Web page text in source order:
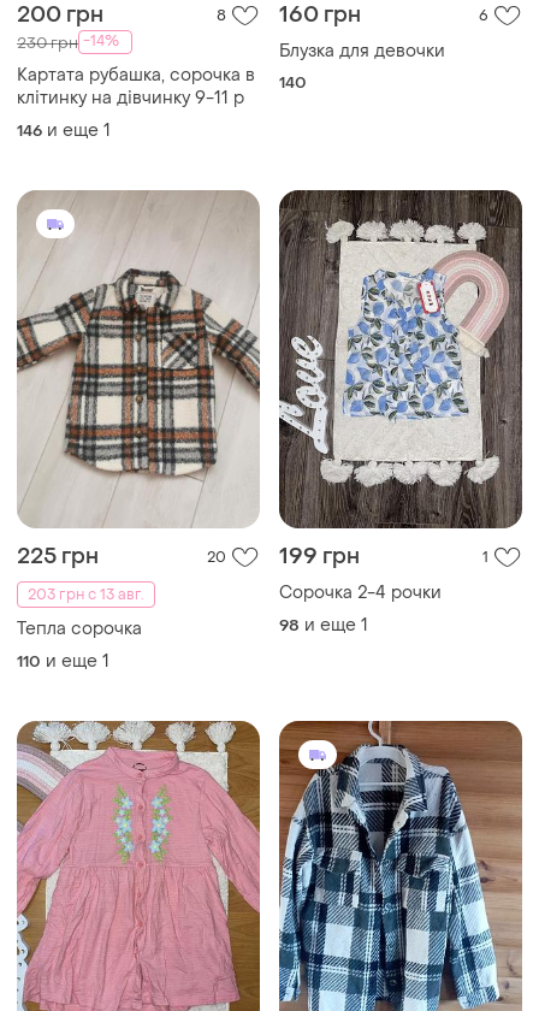
200 грн 8
230 грн -14%
Картата рубашка, сорочка в
клітинку на дівчинку 9-11 р
146 и еще 1
160 грн 6
Блузка для девочки
140
225 грн
20
203 грн с 13 авг.
Тепла сорочка
110 и еще 1
199 грн 1
Сорочка 2-4 рочки
98 и еще 1